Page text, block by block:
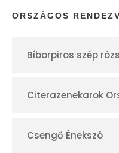
p
r
ORSZÁGOS
Bíborpiros szép
Citerazenekarok
Csengő Énekszó